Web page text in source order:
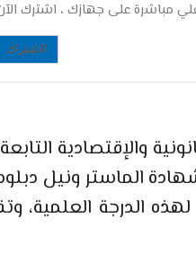
مباشرة على جهازك ، اشترك
الاشتراك
والإقتصادية
الماستر ونيل دبلوم
الدرجة العلمية،